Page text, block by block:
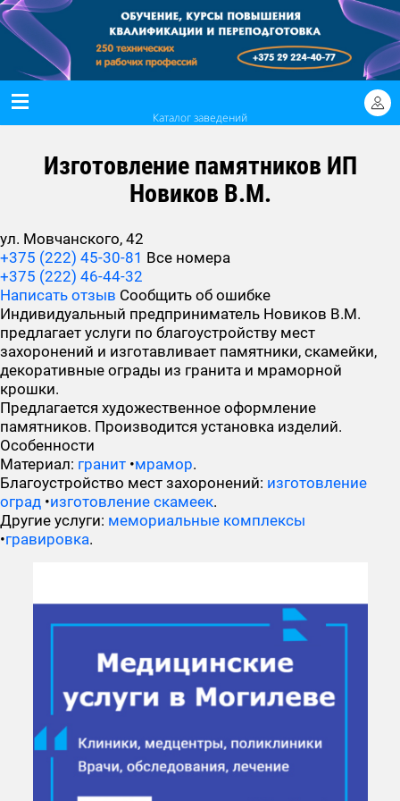
Каталог заведений
Изготовление памятников ИП
Новиков В.М.
ул. Мовчанского, 42
+375 (222) 45-30-81 Все номера
+375 (222) 46-44-32
Написать отзыв Сообщить об ошибке
Индивидуальный предприниматель Новиков В.М.
предлагает услуги по благоустройству мест
захоронений и изготавливает памятники, скамейки,
декоративные ограды из гранита и мраморной
крошки.
Предлагается художественное оформление
памятников. Производится установка изделий.
Особенности
Материал: гранит •мрамор.
Благоустройство мест захоронений: изготовление
оград •изготовление скамеек.
Другие услуги: мемориальные комплексы
•гравировка.